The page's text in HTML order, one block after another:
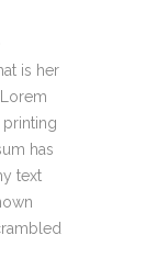
is her
has
text